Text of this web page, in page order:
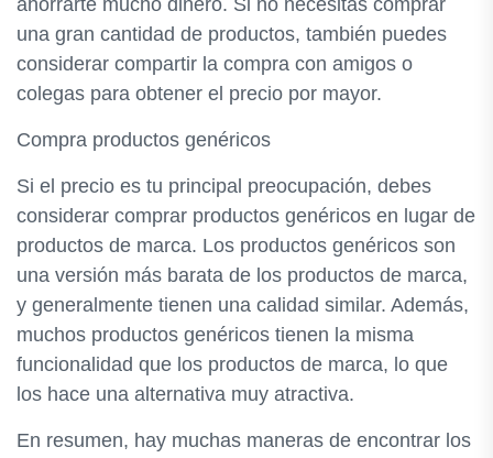
ahorrarte mucho dinero. Si no necesitas comprar
una gran cantidad de productos, también puedes
considerar compartir la compra con amigos o
colegas para obtener el precio por mayor.
Compra productos genéricos
Si el precio es tu principal preocupación, debes
considerar comprar productos genéricos en lugar de
productos de marca. Los productos genéricos son
una versión más barata de los productos de marca,
y generalmente tienen una calidad similar. Además,
muchos productos genéricos tienen la misma
funcionalidad que los productos de marca, lo que
los hace una alternativa muy atractiva.
En resumen, hay muchas maneras de encontrar los